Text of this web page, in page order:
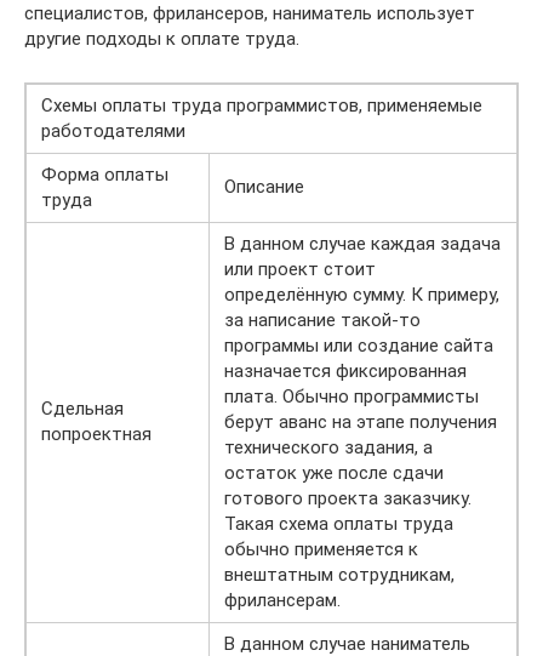
специалистов, фрилансеров, наниматель использует
другие подходы к оплате труда.
Схемы оплаты труда программистов, применяемые
работодателями
Форма оплаты
труда
Описание
Сдельная
попроектная
В данном случае каждая задача
или проект стоит
определённую сумму. К примеру,
за написание такой-то
программы или создание сайта
назначается фиксированная
плата. Обычно программисты
берут аванс на этапе получения
технического задания, а
остаток уже после сдачи
готового проекта заказчику.
Такая схема оплаты труда
обычно применяется к
внештатным сотрудникам,
фрилансерам.
В данном случае наниматель